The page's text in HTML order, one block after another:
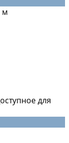
для